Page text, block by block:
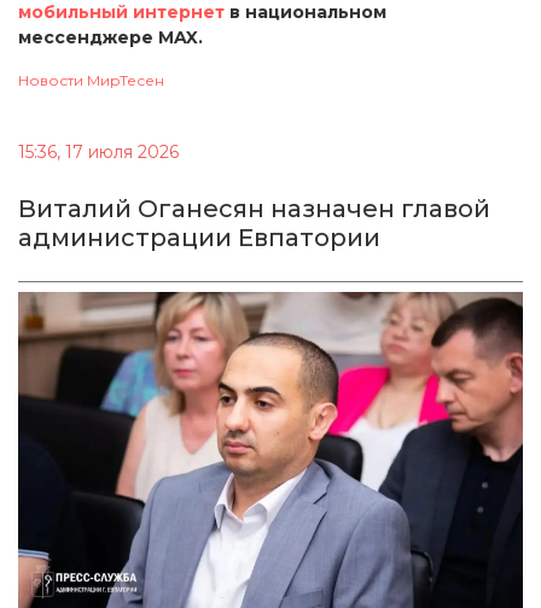
мобильный интернет в национальном
мессенджере MAX.
Новости МирТесен
15:36, 17 июля 2026
Виталий Оганесян назначен главой
администрации Евпатории